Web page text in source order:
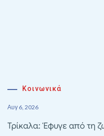
Κοινωνικά
Αυγ 6, 2026
Τρίκαλα: Έφυγε από τη